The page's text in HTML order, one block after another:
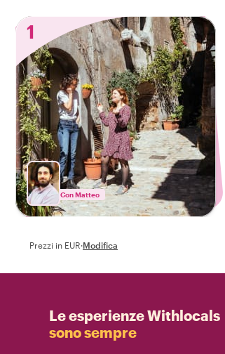
1
Con Matteo
Prezzi in EUR·Modifica
Le esperienze Withlocals
sono sempre